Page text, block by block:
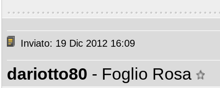
Inviato: 19 Dic 2012 16:09
dariotto80 - Foglio Rosa